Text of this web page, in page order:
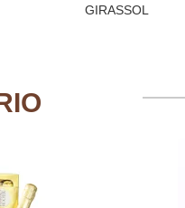
GIRASSOL